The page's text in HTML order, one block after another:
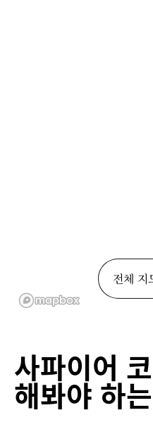
전체 지
사파이어
해봐야 하